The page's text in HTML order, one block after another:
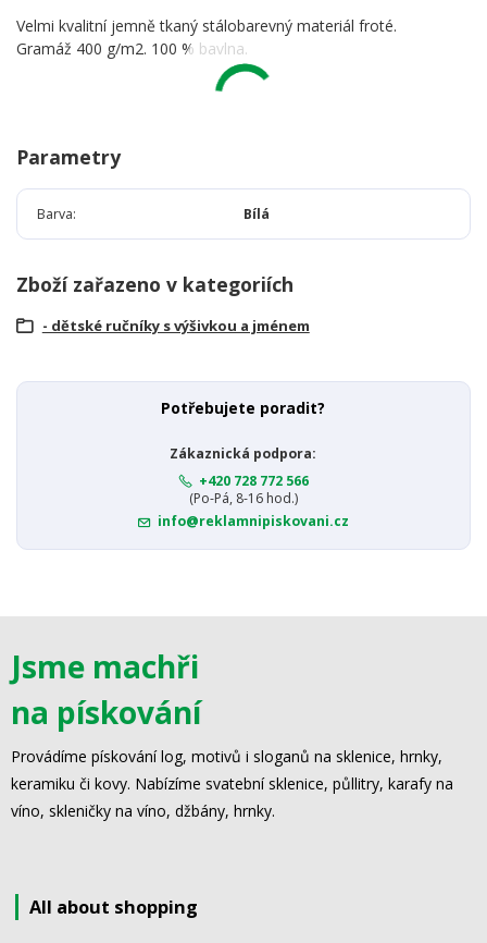
Velmi kvalitní jemně tkaný stálobarevný materiál froté.
Gramáž 400 g/m2. 100 % bavlna.
Parametry
Barva Bílá
Zboží zařazeno v kategoriích
- dětské ručníky s výšivkou a jménem
Potřebujete poradit?
Zákaznická podpora:
+420 728 772 566
(Po-Pá, 8-16 hod.)
info@reklamnipiskovani.cz
Jsme machři
na pískování
Provádíme pískování log, motivů i sloganů na sklenice, hrnky,
keramiku či kovy. Nabízíme svatební sklenice, půllitry, karafy na
víno, skleničky na víno, džbány, hrnky.
All about shopping